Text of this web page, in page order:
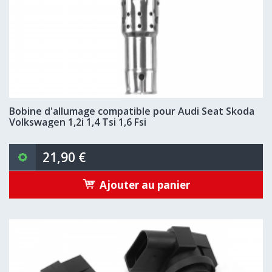
Bobine d'allumage compatible pour Audi Seat Skoda
Volkswagen 1,2i 1,4 Tsi 1,6 Fsi
21,90 €
Ajouter au panier